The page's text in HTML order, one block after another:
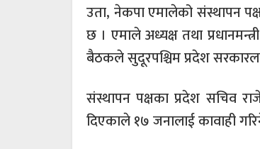
उता, नेकपा एमालेको संस्थापन
छ । एमाले अध्यक्ष तथा
बैठकले सुदूरपश्चिम प्रदेश
संस्थापन पक्षका प्रदेश सचिव
दिएकाले १७ जनालाई कावाही